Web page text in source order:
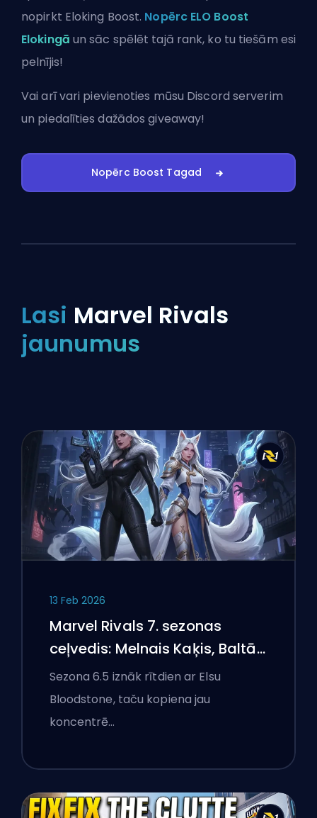
nopirkt Eloking Boost. Nopērc ELO Boost
Elokingā un sāc spēlēt tajā rank, ko tu tiešām esi
pelnījis!
Vai arī vari pievienoties mūsu Discord serverim
un piedalīties dažādos giveaway!
Nopērc Boost Tagad
Lasi Marvel Rivals
jaunumus
13 Feb 2026
Marvel Rivals 7. sezonas
ceļvedis: Melnais Kaķis, Baltā
Foksa un Monstri Ņujorkā
Sezona 6.5 iznāk rītdien ar Elsu
Bloodstone, taču kopiena jau
koncentrē…